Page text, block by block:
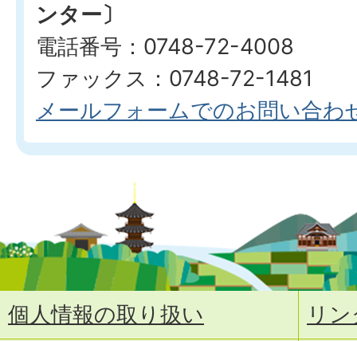
ンター〕
電話番号：0748-72-4008
ファックス：0748-72-1481
メールフォームでのお問い合わ
個人情報の取り扱い
リ